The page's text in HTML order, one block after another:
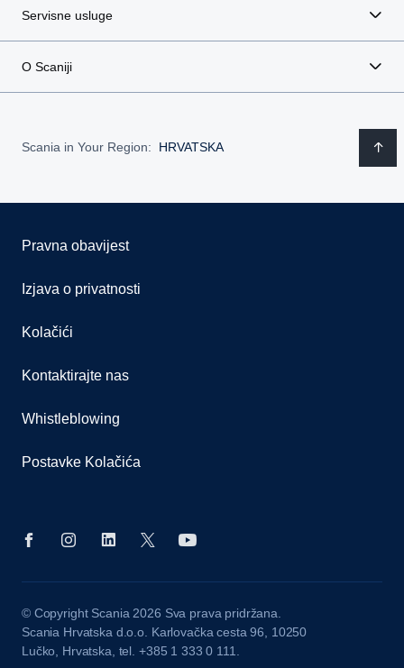
Servisne usluge
O Scaniji
Scania in Your Region: HRVATSKA
Pravna obavijest
Izjava o privatnosti
Kolačići
Kontaktirajte nas
Whistleblowing
Postavke Kolačića
© Copyright Scania 2026 Sva prava pridržana.
Scania Hrvatska d.o.o. Karlovačka cesta 96, 10250
Lučko, Hrvatska, tel. +385 1 333 0 111.